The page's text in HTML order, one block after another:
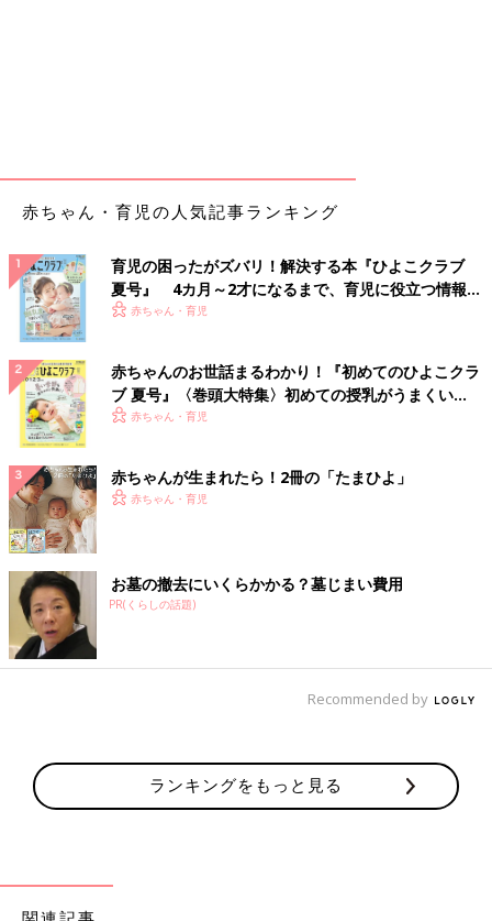
赤ちゃん・育児の人気記事ランキング
育児の困ったがズバリ！解決する本『ひよこクラブ
夏号』 4カ月～2才になるまで、育児に役立つ情報が
いっぱい！
赤ちゃん・育児
赤ちゃんのお世話まるわかり！『初めてのひよこクラ
ブ 夏号』〈巻頭大特集〉初めての授乳がうまくい
く！ おっぱい・ミルクの基本と夏のトラブル 解決テ
赤ちゃん・育児
赤ちゃんが生まれたら！2冊の「たまひよ」
赤ちゃん・育児
お墓の撤去にいくらかかる？墓じまい費用
PR(くらしの話題)
Recommended by
ランキングをもっと見る